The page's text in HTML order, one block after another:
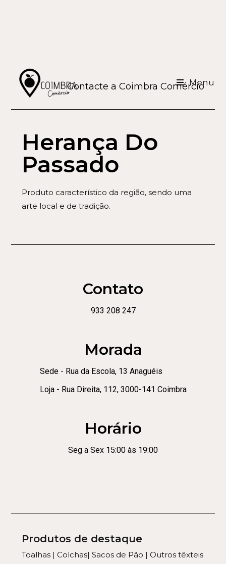
Menu
Contacte a Coimbra Comércio
Herança Do
Passado
Produto característico da região, sendo uma
arte local e de tradição.
Contato
933 208 247
Morada
Sede - Rua da Escola, 13 Anaguéis
Loja - Rua Direita, 112, 3000-141 Coimbra
Horário
Seg a Sex 15:00 às 19:00
Produtos de destaque
Toalhas | Colchas| Sacos de Pão | Outros têxteis